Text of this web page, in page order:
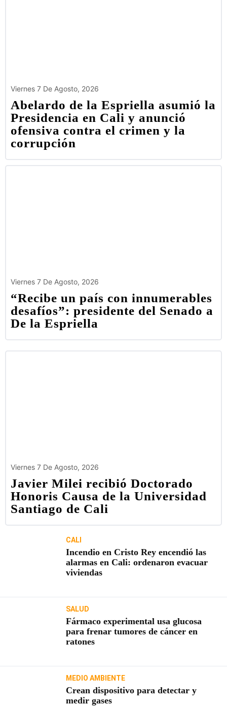
Viernes 7 De Agosto, 2026
Abelardo de la Espriella asumió la
Presidencia en Cali y anunció
ofensiva contra el crimen y la
corrupción
Viernes 7 De Agosto, 2026
“Recibe un país con innumerables
desafíos”: presidente del Senado a
De la Espriella
Viernes 7 De Agosto, 2026
Javier Milei recibió Doctorado
Honoris Causa de la Universidad
Santiago de Cali
CALI
Incendio en Cristo Rey encendió las
alarmas en Cali: ordenaron evacuar
viviendas
SALUD
Fármaco experimental usa glucosa
para frenar tumores de cáncer en
ratones
MEDIO AMBIENTE
Crean dispositivo para detectar y
medir gases